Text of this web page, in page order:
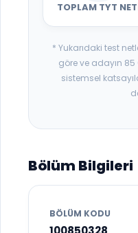
TOPLAM TYT
* Yukarıdaki test
göre ve adayın
sistemsel
Bölüm Bilgileri
BÖLÜM KODU